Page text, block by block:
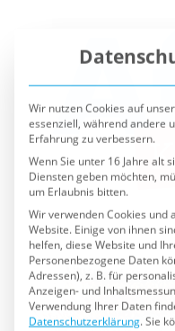
essenziell, während andere
Erfahrung zu verbessern.
Wenn Sie unter 16 Jahre alt
Diensten geben möchten,
um Erlaubnis bitten.
Wir verwenden Cookies und
Website. Einige von ihnen
helfen, diese Website und
Personenbezogene Daten
Adressen), z. B. für
Anzeigen- und
Verwendung Ihrer Daten
Datenschutzerklärung. Sie
Einstellungenwiderrufen